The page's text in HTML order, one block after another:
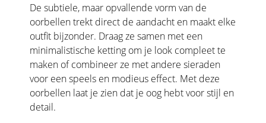
De subtiele, maar opvallende vorm van de
oorbellen trekt direct de aandacht en maakt elke
outfit bijzonder. Draag ze samen met een
minimalistische ketting om je look compleet te
maken of combineer ze met andere sieraden
voor een speels en modieus effect. Met deze
oorbellen laat je zien dat je oog hebt voor stijl en
detail.